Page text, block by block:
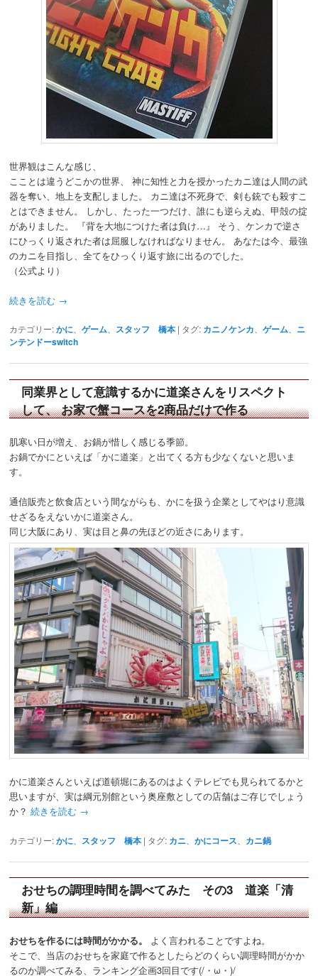
世界観はこんな感じ、
こことは違うどこかの世界、 神に知性と力を授かったカニ達は人間の武
器を奪い、地上を支配しました。 カニ達は不死身で、剣も銃でも殺すこ
とはできません。 しかし、たった一つだけ、誰にも逆らえぬ、甲殻の掟
がありました。 『背を大地につけた者は負け…』 そう、ケンカで逆さ
にひっくり返された者は屈服しなければなりません。 あなたは今、最強
のカニを目指し、全てをひっくり返す旅に出るのでした。
（公式より）
続きを読む →
カテゴリー: かに 、ゲーム スタッフ 橋本 | タグ: カニノケンカ 、ゲーム
ニ
ンテンドーswitch
同業界として意識するかに道楽さんをリスペクト
して、 お家で蟹コースを2商品だけで作る
肌寒い日が増え、お鍋が惜しく感じる季節。
お鍋でかにといえば「かに道楽」と出てくる方も少なくないと思いま
す。
通信販売と飲食店という間ながらも、かにを扱う企業としてやはり意識
せざるをえないかに道楽さん。
同じ大阪にあり、実は目と鼻の先ほどの近さにあります。
かに道楽さんといえば道頓堀にあるのはよくテレビでも見られてるかと
思いますが、実は綱元別館という奥座敷としての店舗はご存じでしょう
か？続きを読む →
カテゴリー: かに スタッフ 橋本 | タグ: カニ 、かにコース カニ鍋
おせちの調理時間を調べてみた その3 道楽「清
新」編
おせちを作るには時間がかかる。
よく言われることですよね。
そこで、当店のおせちを家庭で作るとしたらどのくらい調理時間がかか
るのか調べてみる、ランキング企画3回目です(/・ω・)/